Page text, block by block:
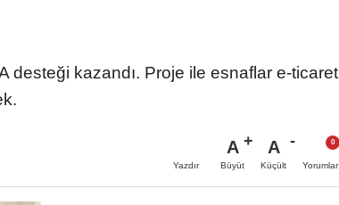
desteği kazandı. Proje ile esnaflar e-ticaret
Yazdır
A
Büyüt
A
Küçült Yorumlar